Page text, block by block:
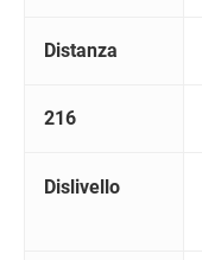
Distanza
216
Dislivello